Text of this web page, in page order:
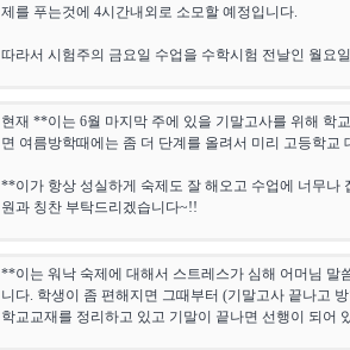
제를 푸는것에 4시간내외로 소모할 예정입니다.
따라서 시험주의 금요일 수업을 수학시험 전날인 월요
현재 **이는 6월 마지막 주에 있을 기말고사를 위해 학
면 여름방학때에는 좀 더 단계를 올려서 미리 고등학
**이가 항상 성실하게 숙제도 잘 해오고 수업에 너무나
원과 칭찬 부탁드리겠습니다~!!
**이는 워낙 숙제에 대해서 스트레스가 심해 어머님 말
니다. 학생이 좀 편해지면 그때부터 (기말고사 끝나고
학교교재를 정리하고 있고 기말이 끝나면 선행이 되어